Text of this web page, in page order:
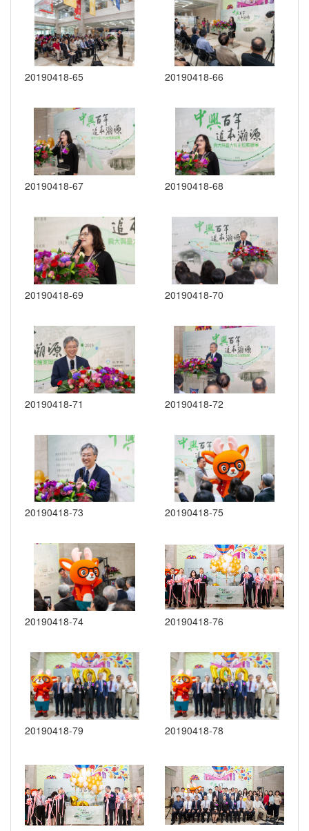
20190418-65 20190418-66
20190418-67 20190418-68
20190418-69 20190418-70
20190418-71 20190418-72
20190418-73 20190418-75
20190418-74 20190418-76
20190418-79 20190418-78